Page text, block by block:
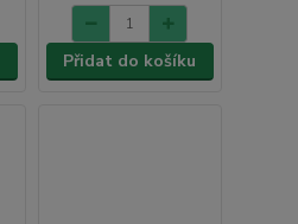
Přidat do košíku